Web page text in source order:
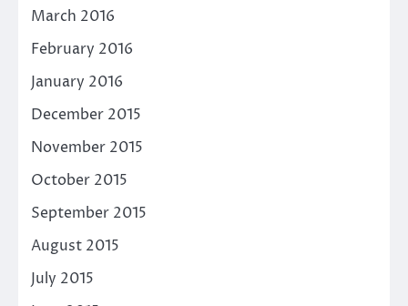
March 2016
February 2016
January 2016
December 2015
November 2015
October 2015
September 2015
August 2015
July 2015